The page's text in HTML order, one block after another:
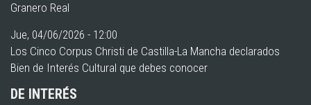
Granero Real
Jue, 04/06/2026 - 12:00
Los Cinco Corpus Christi de Castilla-La Mancha declarados
Bien de Interés Cultural que debes conocer
DE INTERÉS